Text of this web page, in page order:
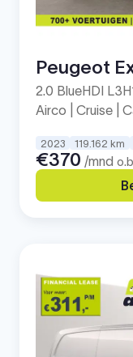
Peugeot
2.0 BlueHDI
Airco | Cruise |
2023 119.162 km
€370 /mnd